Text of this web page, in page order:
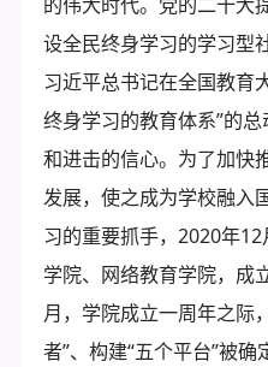
设全民终身学习的学习型
习近平总书记在全国教育
终身学习的教育体系”的
和进击的信心。为了加快
发展，使之成为学校融入
习的重要抓手，2020年
学院、网络教育学院，成
月，学院成立一周年之际
者”、构建“五个平台”被确